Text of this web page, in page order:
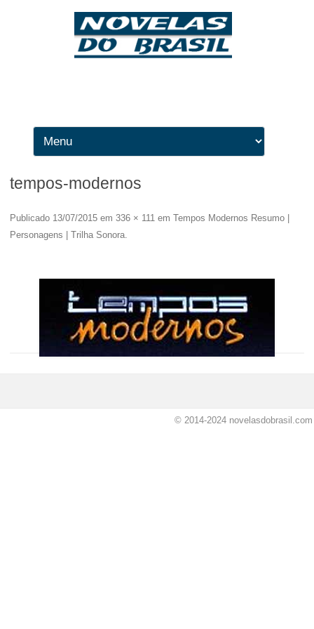
tempos-modernos
Publicado 13/07/2015 em 336 × 111 em Tempos Modernos Resumo |
Personagens | Trilha Sonora.
© 2014-2024 novelasdobrasil.com